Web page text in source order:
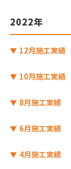
2022年
12月施工実績
10月施工実績
8月施工実績
6月施工実績
4月施工実績